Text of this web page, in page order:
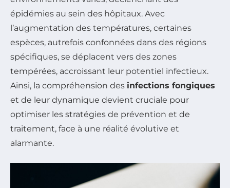
épidémies au sein des hôpitaux. Avec
l’augmentation des températures, certaines
espèces, autrefois confonnées dans des régions
spécifiques, se déplacent vers des zones
tempérées, accroissant leur potentiel infectieux.
Ainsi, la compréhension des infections fongiques
et de leur dynamique devient cruciale pour
optimiser les stratégies de prévention et de
traitement, face à une réalité évolutive et
alarmante.